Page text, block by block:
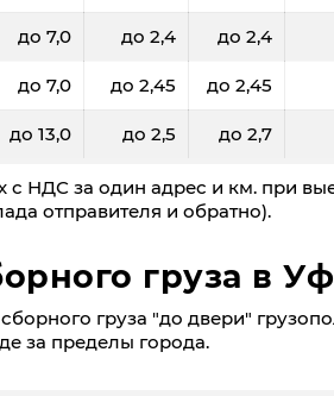
до 7,0 до 2,4 до 2,4
до 7,0 до 2,45 до 2,45
до 13,0 до 2,5 до 2,7
с НДС за один адрес и км. при
отправителя и обратно).
груза в
груза "до двери"
за пределы города.